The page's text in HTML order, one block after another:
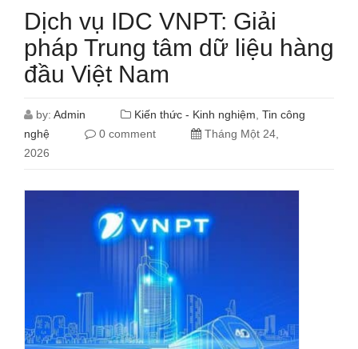
Dịch vụ IDC VNPT: Giải
pháp Trung tâm dữ liệu hàng
đầu Việt Nam
by: Admin Kiến thức - Kinh nghiệm Tin công
nghệ
0 comment
Tháng Một 24,
2026